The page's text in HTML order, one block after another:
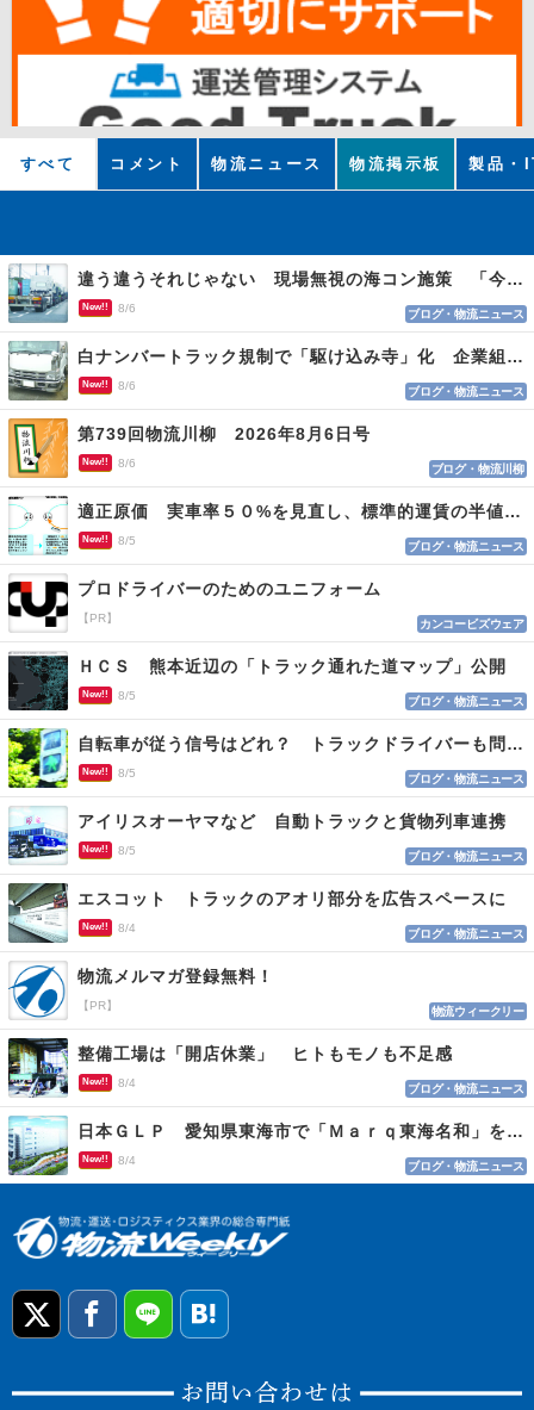
すべて コメント 物流ニュース 物流掲示板 製品・
違う違うそれじゃない 現場無視の海コン施策 「今でも平均２～３時間は待つ」
New!! 8/6 ブログ・物流ニュース
白ナンバートラック規制で「駆け込み寺」化 企業組合が入会基準を見直しへ
New!! 8/6 ブログ・物流ニュース
第739回物流川柳 2026年8月6日号
New!! 8/6 ブログ・物流川柳
適正原価 実車率５０%を見直し、標準的運賃の半値の恐れも
New!! 8/5 ブログ・物流ニュース
プロドライバーのためのユニフォーム
【PR】 カンコービズウェア
ＨＣＳ 熊本近辺の「トラック通れた道マップ」公開
New!! 8/5 ブログ・物流ニュース
自転車が従う信号はどれ？ トラックドライバーも問われる認識
New!! 8/5 ブログ・物流ニュース
アイリスオーヤマなど 自動トラックと貨物列車連携
New!! 8/5 ブログ・物流ニュース
エスコット トラックのアオリ部分を広告スペースに
New!! 8/4 ブログ・物流ニュース
物流メルマガ登録無料！
【PR】 物流ウィークリー
整備工場は「開店休業」 ヒトもモノも不足感
New!! 8/4 ブログ・物流ニュース
日本ＧＬＰ 愛知県東海市で「Ｍａｒｑ東海名和」を開発
New!! 8/4 ブログ・物流ニュース